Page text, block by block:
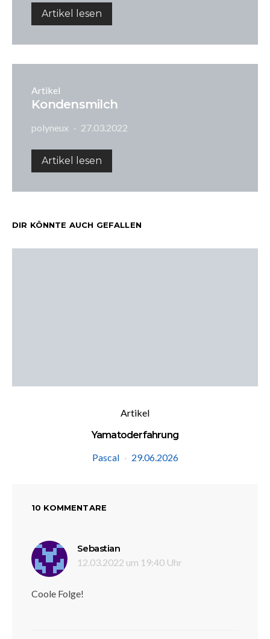
Artikel lesen
Artikel
Kondensmilch
polyneux 27.03.2022
Artikel lesen
DIR KÖNNTE AUCH GEFALLEN
Artikel
Yamatoderfahrung
Pascal
29.06.2026
10 KOMMENTARE
Sebastiansagt:
12.03.2022 um 19:40 Uhr
Coole Folge!